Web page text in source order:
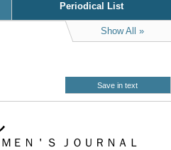
Periodical List
Show All
Save in text
ＥＮ＇Ｓ ＪＯＵＲＮＡＬ